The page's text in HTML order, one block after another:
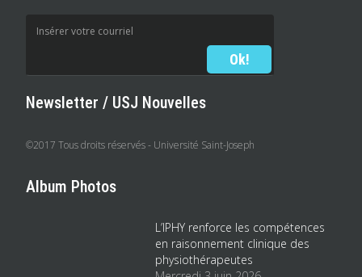
Newsletter / USJ Nouvelles
©2017 Tous droits réservés - Université Saint-Joseph
Album Photos
L’IPHY renforce les compétences
en raisonnement clinique des
physiothérapeutes